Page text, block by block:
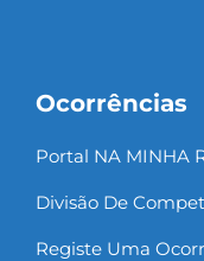
Ocorrências
Portal NA MINHA
Divisão De
Registe Uma